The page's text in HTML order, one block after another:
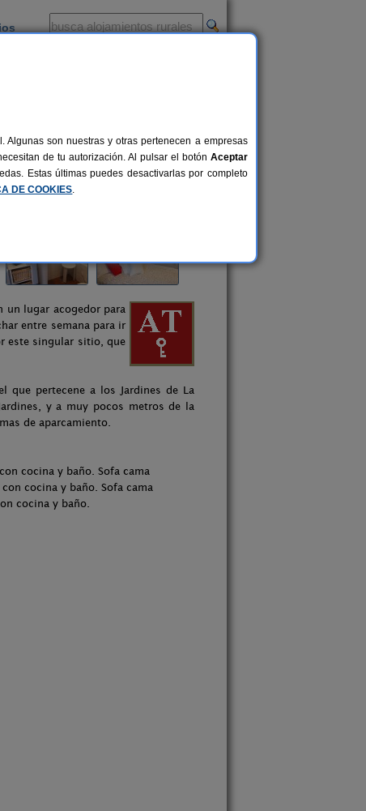
un lugar acogedor para
entre semana para ir
este singular sitio, que
que pertecene a los Jardines de La
y a muy pocos metros de la
de aparcamiento.
cocina y baño. Sofa cama
cocina y baño. Sofa cama
cocina y baño.
son nuestras y otras pertenecen a empresas
de tu autorización. Al pulsar el botón Aceptar
Estas últimas puedes desactivarlas por completo
DE COOKIES.